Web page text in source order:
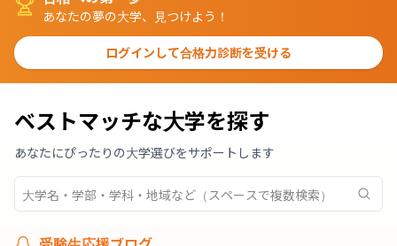
あなたの夢の大学、見つけよう！
ログインして合格力診断を受ける
ベストマッチな大学を探す
あなたにぴったりの大学選びをサポートします